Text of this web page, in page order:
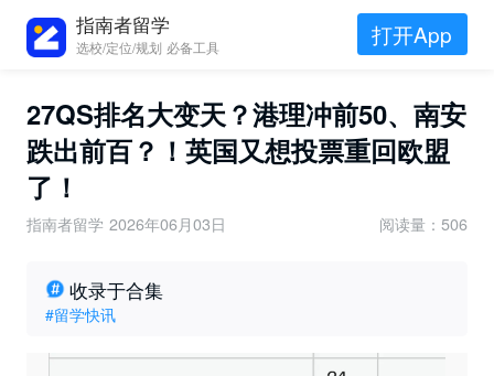
指南者留学
选校/定位/规划 必备工具 打开App
27QS排名大变天？港理冲前50、南安
跌出前百？！英国又想投票重回欧盟
了！
指南者留学 2026年06月03日 阅读量：506
收录于合集
#留学快讯